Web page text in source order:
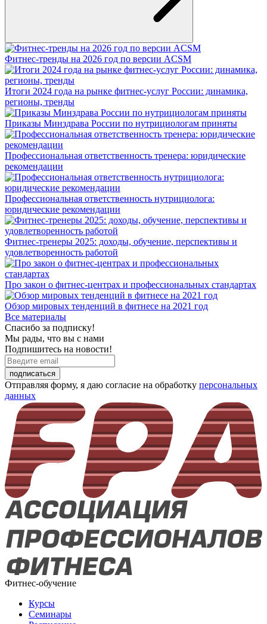
Фитнес-тренды на 2026 год по версии ACSM
Итоги 2024 года на рынке фитнес-услуг России: динамика,
регионы, тренды
Приказы Минздрава России по нутрициологам приняты
Профессиональная ответственность тренера: юридические
рекомендации
Профессиональная ответственность нутрициолога:
юридические рекомендации
Фитнес-тренеры 2025: доходы, обучение, перспективы и
удовлетворенность работой
Про закон о фитнес-центрах и профессиональных стандартах
Обзор мировых тенденций в фитнесе на 2021 год
Все материалы
Спасибо за подписку!
Мы рады, что вы с нами
Подпишитесь на новости!
подписаться
Отправляя форму, я даю согласие на обработку персональных
данных
Фитнес-обучение
Курсы
Семинары